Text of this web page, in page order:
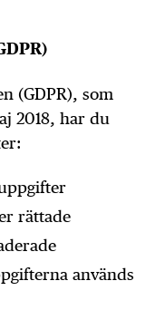
(GDPR), som
2018, har du
rättade
används